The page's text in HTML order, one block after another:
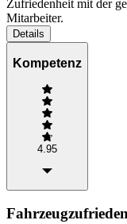
Zufriedenheit mit der
Mitarbeiter.
Details
Kompetenz
4.95